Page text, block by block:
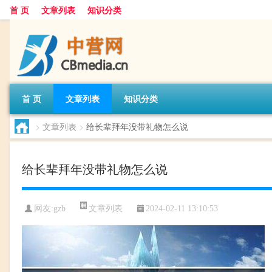
首 页 文章列表 知识分类
首 页 文章列表 知识分类
> 文章列表 > 给长辈拜年没带礼物怎么说
给长辈拜年没带礼物怎么说
网友:gzb 文章列表 2024-02-11 13:10:53